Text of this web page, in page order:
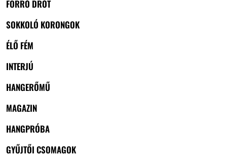
FORRÓ DRÓT
SOKKOLÓ KORONGOK
ÉLŐ FÉM
INTERJÚ
HANGERŐMŰ
MAGAZIN
HANGPRÓBA
GYŰJTŐI CSOMAGOK